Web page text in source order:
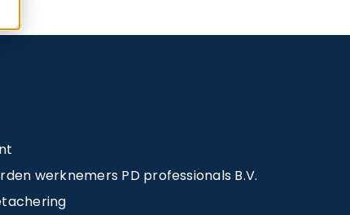
werknemers PD professionals B.V.